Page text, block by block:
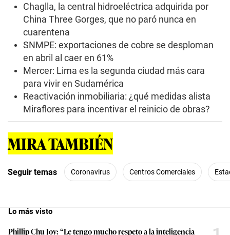
Chaglla, la central hidroeléctrica adquirida por
China Three Gorges, que no paró nunca en
cuarentena
SNMPE: exportaciones de cobre se desploman
en abril al caer en 61%
Mercer: Lima es la segunda ciudad más cara
para vivir en Sudamérica
Reactivación inmobiliaria: ¿qué medidas alista
Miraflores para incentivar el reinicio de obras?
MIRA TAMBIÉN
Seguir temas Coronavirus Centros Comerciales
Lo más visto
Phillip Chu Joy: “Le tengo mucho respeto a la inteligencia